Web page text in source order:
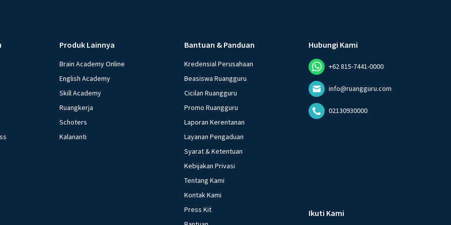
Produk Lainnya
Brain Academy Online
English Academy
Skill Academy
Ruangkerja
Schoters
Kalananti
Bantuan & Panduan
Kredensial Perusahaan
Beasiswa Ruangguru
Cicilan Ruangguru
Promo Ruangguru
Laporan Kerentanan
Layanan Pengaduan
Syarat & Ketentuan
Kebijakan Privasi
Tentang Kami
Kontak Kami
Press Kit
Hubungi Kami
+62 815-7441-0000
info@ruangguru.com
02130930000
Ikuti Kami